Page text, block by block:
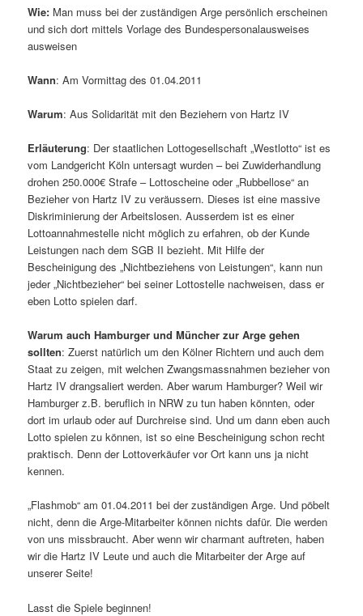
Wie: Man muss bei der zuständigen Arge persönlich erscheinen
und sich dort mittels Vorlage des Bundespersonalausweises
ausweisen
Wann: Am Vormittag des 01.04.2011
Warum: Aus Solidarität mit den Beziehern von Hartz IV
Erläuterung: Der staatlichen Lottogesellschaft „Westlotto“ ist es
vom Landgericht Köln untersagt wurden – bei Zuwiderhandlung
drohen 250.000€ Strafe – Lottoscheine oder „Rubbellose“ an
Bezieher von Hartz IV zu veräussern. Dieses ist eine massive
Diskriminierung der Arbeitslosen. Ausserdem ist es einer
Lottoannahmestelle nicht möglich zu erfahren, ob der Kunde
Leistungen nach dem SGB II bezieht. Mit Hilfe der
Bescheinigung des „Nichtbeziehens von Leistungen“, kann nun
jeder „Nichtbezieher“ bei seiner Lottostelle nachweisen, dass er
eben Lotto spielen darf.
Warum auch Hamburger und Müncher zur Arge gehen
sollten: Zuerst natürlich um den Kölner Richtern und auch dem
Staat zu zeigen, mit welchen Zwangsmassnahmen bezieher von
Hartz IV drangsaliert werden. Aber warum Hamburger? Weil wir
Hamburger z.B. beruflich in NRW zu tun haben könnten, oder
dort im urlaub oder auf Durchreise sind. Und um dann eben auch
Lotto spielen zu können, ist so eine Bescheinigung schon recht
praktisch. Denn der Lottoverkäufer vor Ort kann uns ja nicht
kennen.
„Flashmob“ am 01.04.2011 bei der zuständigen Arge. Und pöbelt
nicht, denn die Arge-Mitarbeiter können nichts dafür. Die werden
von uns missbraucht. Aber wenn wir charmant auftreten, haben
wir die Hartz IV Leute und auch die Mitarbeiter der Arge auf
unserer Seite!
Lasst die Spiele beginnen!